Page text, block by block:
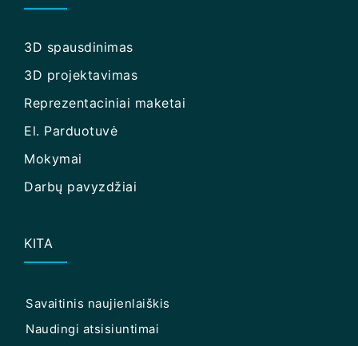
3D spausdinimas
3D projektavimas
Reprezentaciniai maketai
El. Parduotuvė
Mokymai
Darbų pavyzdžiai
KITA
Savaitinis naujienlaiškis
Naudingi atsisiuntimai